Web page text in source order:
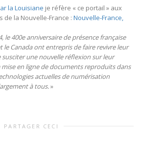
la Louisiane je réfère « ce portail » aux
la Nouvelle-France : Nouvelle-France,
le 400e anniversaire de présence française
le Canada ont entrepris de faire revivre leur
une nouvelle réflexion sur leur
en ligne de documents reproduits dans
actuelles de numérisation
à tous.»
PARTAGER CECI